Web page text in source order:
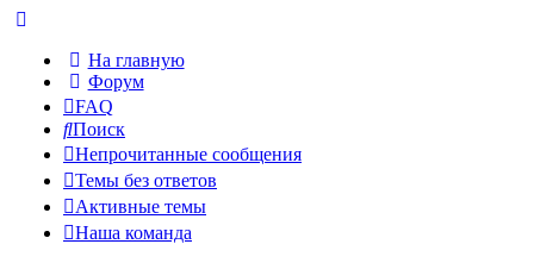
На главную
Форум
FAQ
Поиск
Непрочитанные сообщения
Темы без ответов
Активные темы
Наша команда